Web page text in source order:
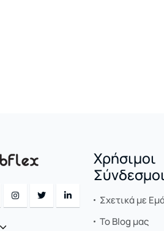
Χρήσιμοι
Σχετικά με
Το Blog μας